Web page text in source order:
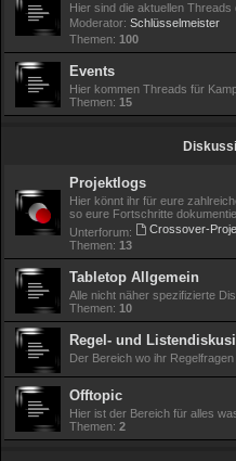
Hier sind die aktuellen
Moderator: Schlüsselmeister
Themen: 100
Events
Hier kommen Threads für
Themen: 15
Projektlogs
Hier könnt ihr für eure
so eure Fortschritte
Unterforum:
Crossover-
Themen: 13
Tabletop Allgemein
Alle nicht näher spezifizierte
Themen: 10
Regel- und
Der Bereich wo ihr
Offtopic
Hier ist der Bereich für alles
Themen: 2